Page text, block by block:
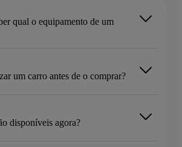
qual o equipamento de um
um carro antes de o comprar?
disponíveis agora?